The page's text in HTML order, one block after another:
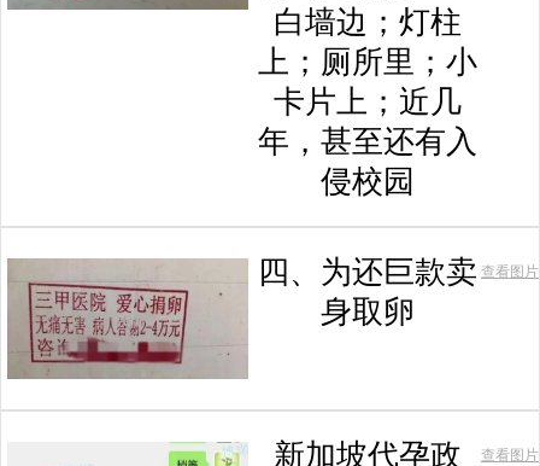
白墙边；灯柱
上；厕所里；小
卡片上；近几
年，甚至还有入
侵校园
四、为还巨款卖
身取卵
查看图片
新加坡代孕政
查看图片